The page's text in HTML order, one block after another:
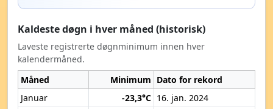
Kaldeste døgn i hver måned (historisk)
Laveste registrerte døgnminimum innen hver
kalendermåned.
Måned
Minimum Dato for rekord
Januar
-23,3°C 16. jan. 2024